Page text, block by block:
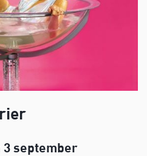
3 september